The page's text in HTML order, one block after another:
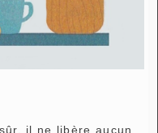
il ne libère aucun